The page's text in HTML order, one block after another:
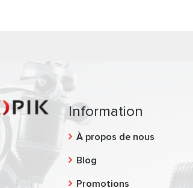
Information
À propos de nous
Blog
Promotions